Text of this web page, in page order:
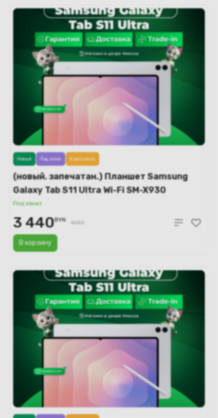
(новый. запечатан.) Планшет Samsung
Galaxy Tab S11 Ultra Wi-Fi SM-X930
12GB/512GB (серебристый)
Под заказ
В корзину
Новый Под заказ В рассрочку
3 440BYN 4130